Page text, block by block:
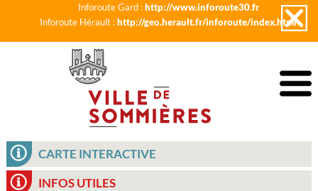
Inforoute Gard :http://www.inforoute30.fr
Inforoute Hérault :http://geo.herault.fr/inforoute/index.html
CARTE INTERACTIVE
INFOS UTILES